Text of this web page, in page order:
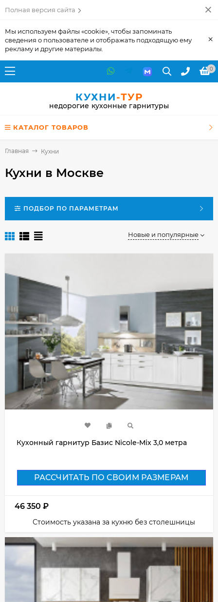
Полная версия сайта
Мы используем файлы «cookie», чтобы запоминать
сведения о пользователе и отображать подходящую ему
рекламу и другие материалы.
×
0
КУХНИ-ТУР
недорогие кухонные гарнитуры
КАТАЛОГ ТОВАРОВ
Главная Кухни
Кухни в Москве
ПОДБОР ПО ПАРАМЕТРАМ
Новые и популярные
Кухонный гарнитур Базис Nicole-Mix 3,0 метра
РАССЧИТАТЬ ПО СВОИМ РАЗМЕРАМ
46 350 ₽
Стоимость указана за кухню без столешницы